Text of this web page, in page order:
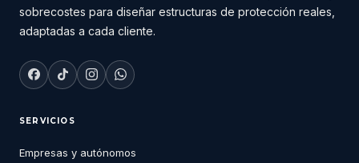
sobrecostes para diseñar estructuras de protección reales,
adaptadas a cada cliente.
SERVICIOS
Empresas y autónomos